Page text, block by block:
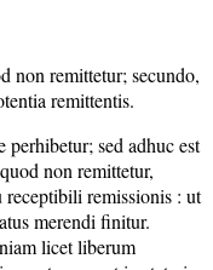
non remittetur; secundo,
remittentis.
sed adhuc est
non remittetur,
remissionis : ut
merendi finitur.
licet liberum